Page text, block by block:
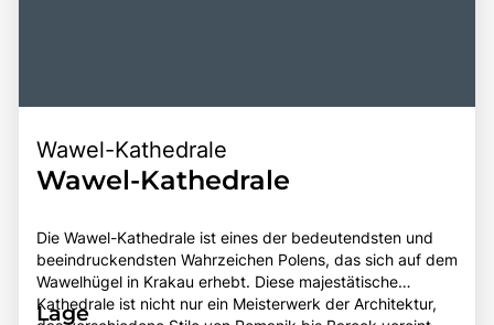
Wawel-Kathedrale
Wawel-Kathedrale
Die Wawel-Kathedrale ist eines der bedeutendsten und
beeindruckendsten Wahrzeichen Polens, das sich auf dem
Wawelhügel in Krakau erhebt. Diese majestätische
Kathedrale ist nicht nur ein Meisterwerk der Architektur,
Lage